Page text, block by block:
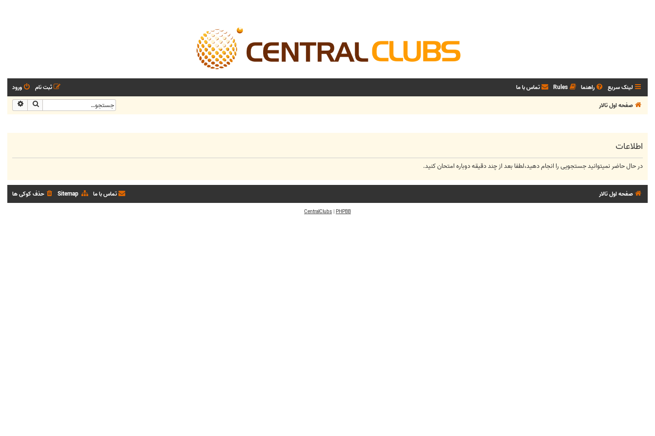
لینک سریع راهنما Rules تماس با ما ورود
ثبت نام
صفحه اول تالار
جستجو
اطلاعات
در حال حاضر نمیتوانید جستجویی را انجام دهید،لطفا بعد از چند دقیقه دوباره امتحان کنید.
صفحه اول تالار حذف کوکی ها Sitemap تماس با ما
PHPBB
|
CentralClubs